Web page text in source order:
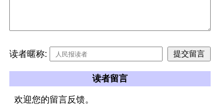
读者暱称:
读者留言
欢迎您的留言反馈。